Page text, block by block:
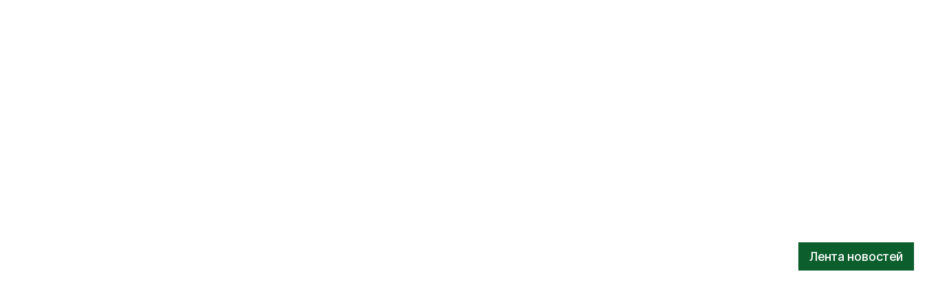
Лента новостей